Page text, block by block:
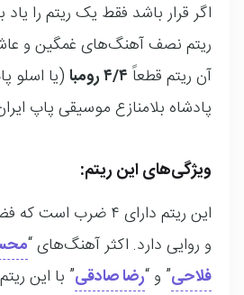
اگر قرار باشد فقط یک ریتم را
ریتم نصف آهنگ‌های غمگین و
آن ریتم قطعاً ۴/۴ رومبا
(یا اسلو
پادشاه بلامنازع موسیقی پاپ
ویژگی‌های این ریتم:
این ریتم دارای ۴ ضرب
و روایی دارد. اکثر آهنگ‌های “
فلاحی” و “رضا صادقی” با این